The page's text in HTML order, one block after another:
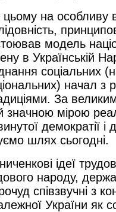
на особливу
модель
в Українській
соціальних
начал з
За
значною мірою
демократії
шлях сьогодні.
ідеї
народу,
співзвучні з
України як